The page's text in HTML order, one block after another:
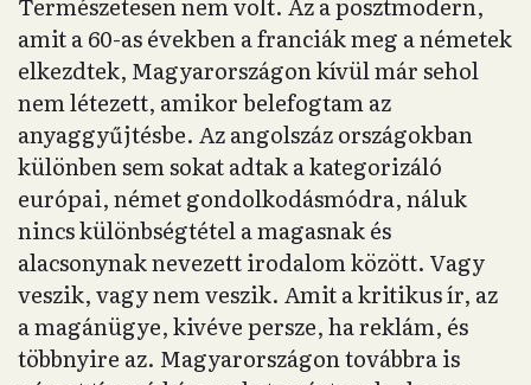
amit a 60-as években a franciák meg a németek
elkezdtek, Magyarországon kívül már sehol
nem létezett, amikor belefogtam az
anyaggyűjtésbe. Az angolszáz országokban
különben sem sokat adtak a kategorizáló
európai, német gondolkodásmódra, náluk
nincs különbségtétel a magasnak és
alacsonynak nevezett irodalom között. Vagy
veszik, vagy nem veszik. Amit a kritikus ír, az
a magánügye, kivéve persze, ha reklám, és
többnyire az. Magyarországon továbbra is